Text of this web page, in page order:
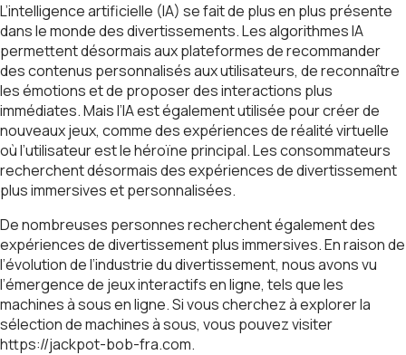
L’intelligence artificielle (IA) se fait de plus en plus présente
dans le monde des divertissements. Les algorithmes IA
permettent désormais aux plateformes de recommander
des contenus personnalisés aux utilisateurs, de reconnaître
les émotions et de proposer des interactions plus
immédiates. Mais l’IA est également utilisée pour créer de
nouveaux jeux, comme des expériences de réalité virtuelle
où l’utilisateur est le héroïne principal. Les consommateurs
recherchent désormais des expériences de divertissement
plus immersives et personnalisées.
De nombreuses personnes recherchent également des
expériences de divertissement plus immersives. En raison de
l’évolution de l’industrie du divertissement, nous avons vu
l’émergence de jeux interactifs en ligne, tels que les
machines à sous en ligne. Si vous cherchez à explorer la
sélection de machines à sous, vous pouvez visiter
https://jackpot-bob-fra.com.